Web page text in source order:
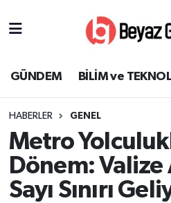
GÜNDEM BİLİM ve
HABERLER GENEL
Metro
Dönem: Valize
Sayı Sınırı
EKONOMİ
SAĞLIK
Süper Lig Puan Durumu
Tüm Manşetler
Son Dakika Haberleri